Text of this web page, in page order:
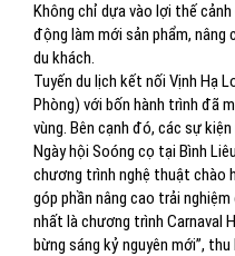
Không chỉ dựa vào lợi thế
động làm mới sản phẩm,
du khách.
Tuyến du lịch kết nối Vịnh Hạ
Phòng) với bốn hành trình đã
vùng. Bên cạnh đó, các sự
Ngày hội Soóng cọ tại Bình
chương trình nghệ thuật
góp phần nâng cao trải
nhất là chương trình Carnaval
bừng sáng kỷ nguyên mới”,